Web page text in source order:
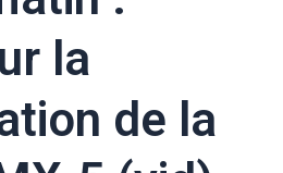
la
de la